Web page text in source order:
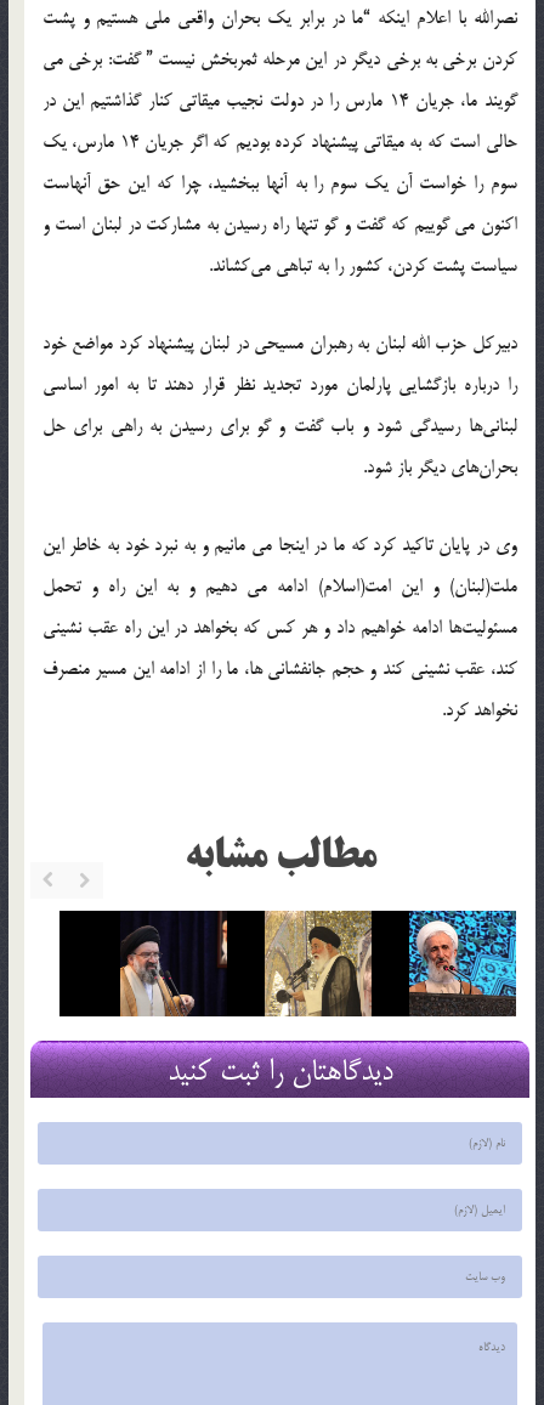
نصرالله با اعلام اینکه “ما در برابر یک بحران واقعی ملی هستیم و پشت
کردن برخی به برخی دیگر در این مرحله ثمربخش نیست ” گفت: برخی می
گویند ما، جریان 14 مارس را در دولت نجیب میقاتی کنار گذاشتیم این در
حالی است که به میقاتی پیشنهاد کرده بودیم که اگر جریان 14 مارس، یک
سوم را خواست آن یک سوم را به آنها ببخشید، چرا که این حق آنهاست
اکنون می گوییم که گفت و گو تنها راه رسیدن به مشارکت در لبنان است و
سیاست پشت کردن، کشور را به تباهی می‌کشاند.‬‎
دبیرکل حزب الله لبنان به رهبران مسیحی در لبنان پیشنهاد کرد مواضع خود
را درباره بازگشایی پارلمان مورد تجدید نظر قرار دهند تا به امور اساسی
لبنانی‌ها رسیدگی شود و باب گفت و گو برای رسیدن به راهی برای حل
بحران‌های دیگر باز شود.‬‎
وی در پایان تاکید کرد که ما در اینجا می مانیم و به نبرد خود به خاطر این
ملت(لبنان) و این امت(اسلام) ادامه می دهیم و به این راه و تحمل
مسئولیت‌ها ادامه خواهیم داد و هر کس که بخواهد در این راه عقب نشینی
کند، عقب نشینی کند و حجم جانفشانی ها، ما را از ادامه این مسیر منصرف
نخواهد کرد.‬‎
مطالب مشابه
دیدگاهتان را ثبت کنید